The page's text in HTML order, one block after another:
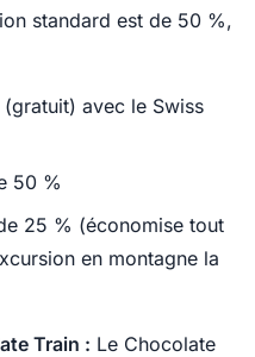
standard est de 50 %,
avec le Swiss
50 %
25 % (économise tout
en montagne la
Train : Le Chocolate